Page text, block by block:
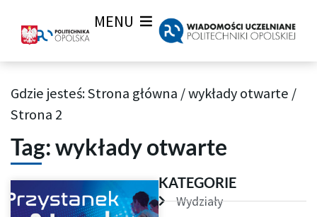
MENU
Archiwum Tagów aktualności Wiadomości uczelnianych
Gdzie jesteś:Strona główna /wykłady otwarte /
Strona 2
Tag: wykłady otwarte
StronaStronaStrona
Strona Strona KATEGORIE
Wydziały